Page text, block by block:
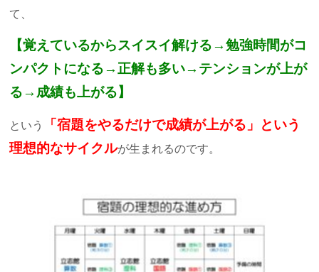
て、
【覚えているからスイスイ解ける→勉強時間がコ
ンパクトになる→正解も多い→テンションが上が
る→成績も上がる】
という
「宿題をやるだけで成績が上がる」という
理想的なサイクルが生まれるのです。